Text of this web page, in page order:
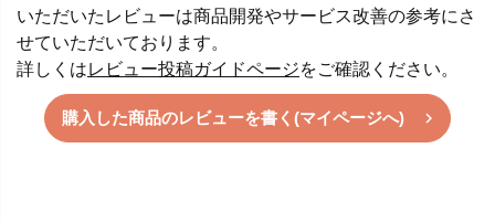
いただいたレビューは商品開発やサービス改善の参考にさ
せていただいております。
詳しくはレビュー投稿ガイドページをご確認ください。
購入した商品のレビューを書く(マイページへ)